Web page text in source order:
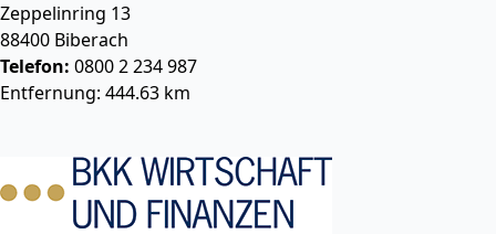
Zeppelinring 13
88400 Biberach
Telefon: 0800 2 234 987
Entfernung: 444.63 km